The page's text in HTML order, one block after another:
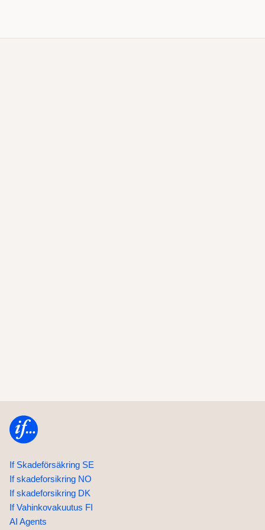
Home
If Skadeförsäkring SE
If skadeforsikring NO
If skadeforsikring DK
If Vahinkovakuutus FI
AI Agents